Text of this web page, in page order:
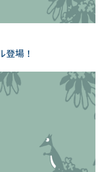
登場！